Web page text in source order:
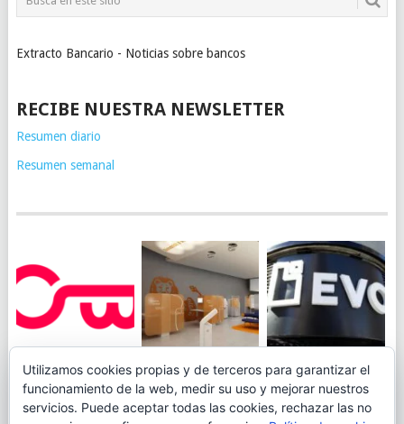
Extracto Bancario - Noticias sobre bancos
RECIBE NUESTRA NEWSLETTER
Resumen diario
Resumen semanal
JUEGA AL
CANICÓDROMO
DIGITAL DE
ING TOCA SUELO EN
LA RENTABILIDAD
DE SU CUENTA
EVO BANK
PERMITIRÁ
INGRESAR DINERO
Utilizamos cookies propias y de terceros para garantizar el
funcionamiento de la web, medir su uso y mejorar nuestros
servicios. Puede aceptar todas las cookies, rechazar las no